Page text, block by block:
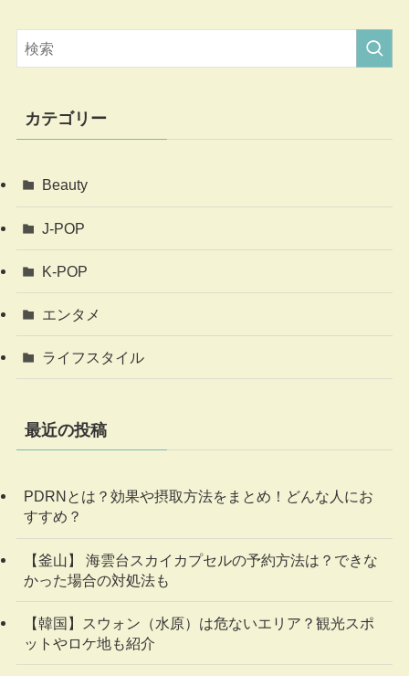
カテゴリー
Beauty
J-POP
K-POP
エンタメ
ライフスタイル
最近の投稿
PDRNとは？効果や摂取方法をまとめ！どんな人にお
すすめ？
【釜山】 海雲台スカイカプセルの予約方法は？できな
かった場合の対処法も
【韓国】スウォン（水原）は危ないエリア？観光スポ
ットやロケ地も紹介